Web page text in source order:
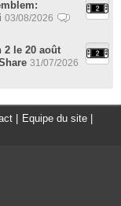
03/08/2026
2 le 20 août
31/07/2026
Equipe du site